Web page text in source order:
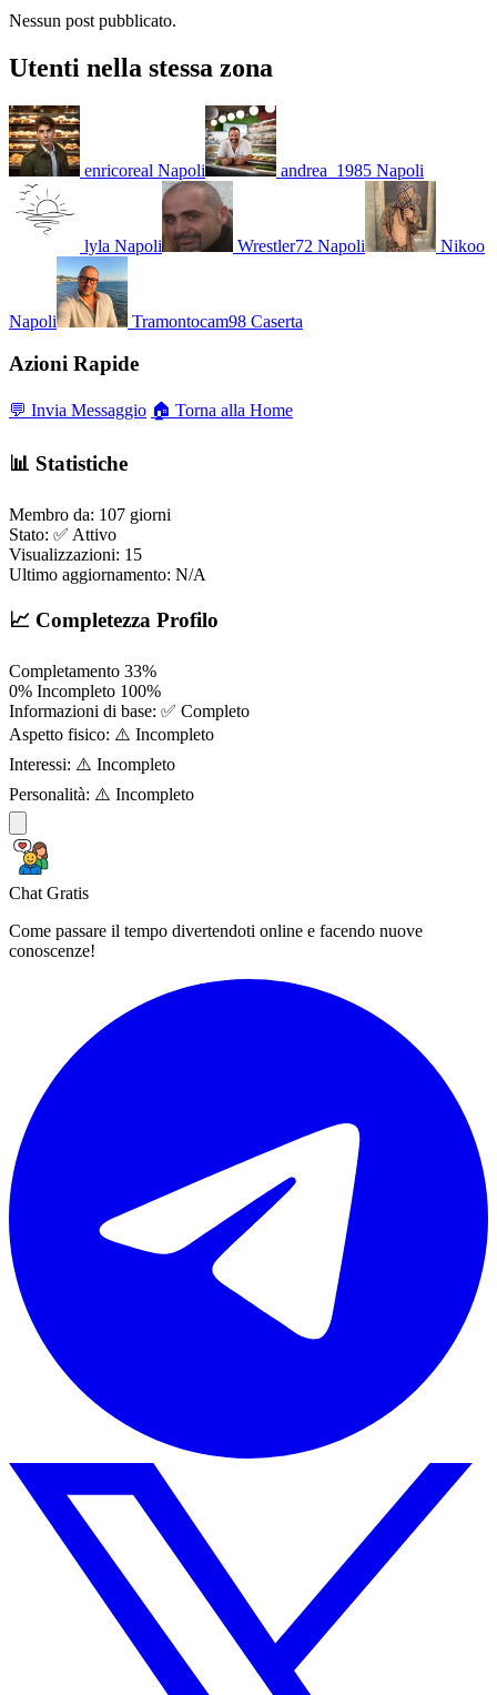
Nessun post pubblicato.
Utenti nella stessa zona
enricoreal Napoli andrea_1985 Napoli
lyla Napoli Wrestler72 Napoli Nikoo
Napoli Tramontocam98 Caserta
Azioni Rapide
💬 Invia Messaggio 🏠 Torna alla Home
📊 Statistiche
Membro da: 107 giorni
Stato: ✅ Attivo
Visualizzazioni: 15
Ultimo aggiornamento: N/A
📈 Completezza Profilo
Completamento 33%
0% Incompleto 100%
Informazioni di base: ✅ Completo
Aspetto fisico: ⚠️ Incompleto
Interessi: ⚠️ Incompleto
Personalità: ⚠️ Incompleto
Chat Gratis
Come passare il tempo divertendoti online e facendo nuove
conoscenze!